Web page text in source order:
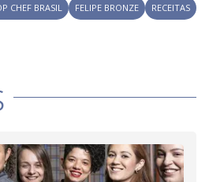
CHEF BRASIL FELIPE BRONZE
RECEITAS